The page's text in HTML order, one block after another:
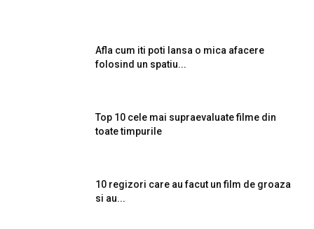
Afla cum iti poti lansa o mica afacere
folosind un spatiu...
Top 10 cele mai supraevaluate filme din
toate timpurile
10 regizori care au facut un film de groaza
si au...